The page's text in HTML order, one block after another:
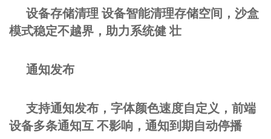
设备存储清理 设备智能清理存储空间，沙盒
模式稳定不越界，助力系统健 壮
通知发布
支持通知发布，字体颜色速度自定义，前端
设备多条通知互 不影响，通知到期自动停播